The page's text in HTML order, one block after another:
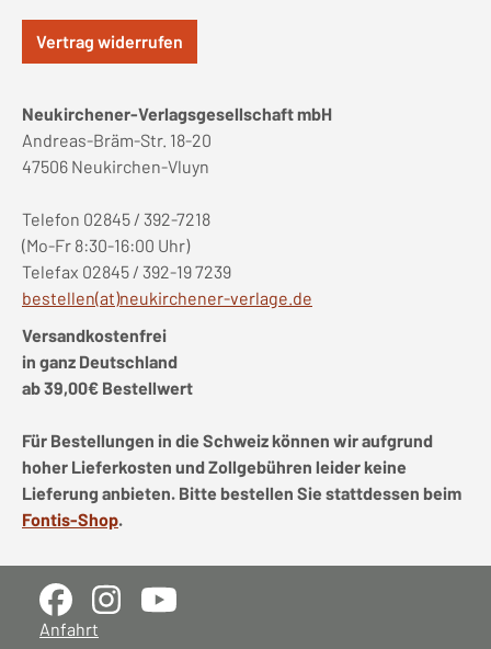
Vertrag widerrufen
Neukirchener-Verlagsgesellschaft mbH
Andreas-Bräm-Str. 18-20
47506 Neukirchen-Vluyn
Telefon 02845 / 392-7218
(Mo-Fr 8:30-16:00 Uhr)
Telefax 02845 / 392-19 7239
bestellen(at)neukirchener-verlage.de
Versandkostenfrei
in ganz Deutschland
ab 39,00€ Bestellwert
Für Bestellungen in die Schweiz können wir aufgrund
hoher Lieferkosten und Zollgebühren leider keine
Lieferung anbieten. Bitte bestellen Sie stattdessen beim
Fontis-Shop.
Anfahrt